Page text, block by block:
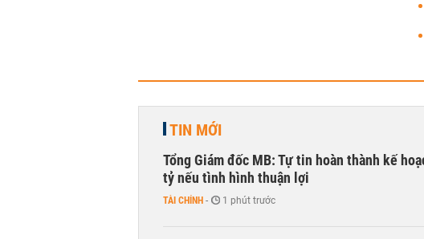
TIN MỚI
Tổng Giám đốc MB: Tự tin hoàn thành kế
tỷ nếu tình hình thuận lợi
TÀI CHÍNH - 1 phút trước